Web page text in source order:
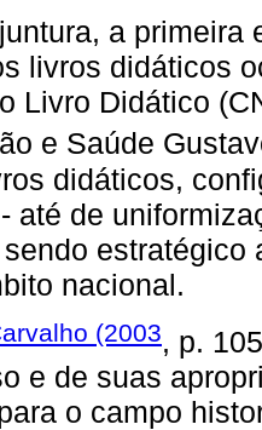
a primeira
livros didáticos
Livro Didático
e Saúde
didáticos,
até de
sendo
nacional.
(2003, p.
e de suas
o campo